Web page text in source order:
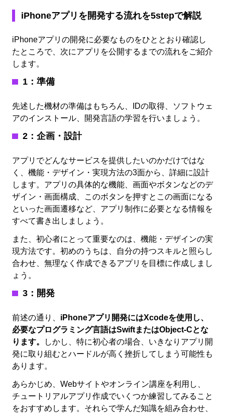
iPhoneアプリを開発する流れを5stepで解説
iPhoneアプリの開発に必要なものをひととおり確認し
たところで、次にアプリを公開するまでの流れをご紹介
します。
1：準備
先述した機材の準備はもちろん、IDの取得、ソフトウェ
アのインストール、開発言語の学習を行いましょう。
2：企画・設計
アプリでどんなサービスを提供したいのかだけではな
く、機能・デザイン・実現方法の3面から、詳細に設計
します。アプリの具体的な機能、画面やボタンなどのデ
ザイン・画面構成、このボタンを押すとこの画面になる
といった画面遷移など、アプリ制作に必要となる情報を
すべて書き出しましょう。
また、初心者にとって重要なのは、機能・デザインの実
現方法です。初めのうちは、自分の持つスキルと照らし
合わせ、無理なく作成できるアプリを目標に作成しまし
ょう。
3：開発
前述の通り、 iPhoneアプリ開発にはXcodeを使用し、
必要なプログラミング言語はSwiftまたはObject-Cとな
ります。
しかし、特に初心者の場合、いきなりアプリ開
発に取り組むとハードルが高く挫折してしまう可能性も
あります。
あらかじめ、Webサイトやオンライン講座を利用し、
チュートリアルアプリ作成でいくつか練習してみること
をおすすめします。それらで学んだ知識を組み合わせ、